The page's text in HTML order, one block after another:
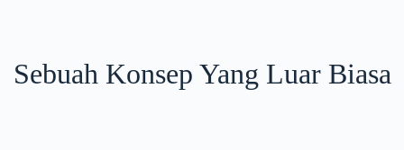
Sebuah Konsep Yang Luar Biasa